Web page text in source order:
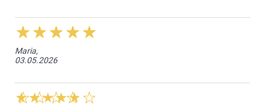
Maria,
03.05.2026